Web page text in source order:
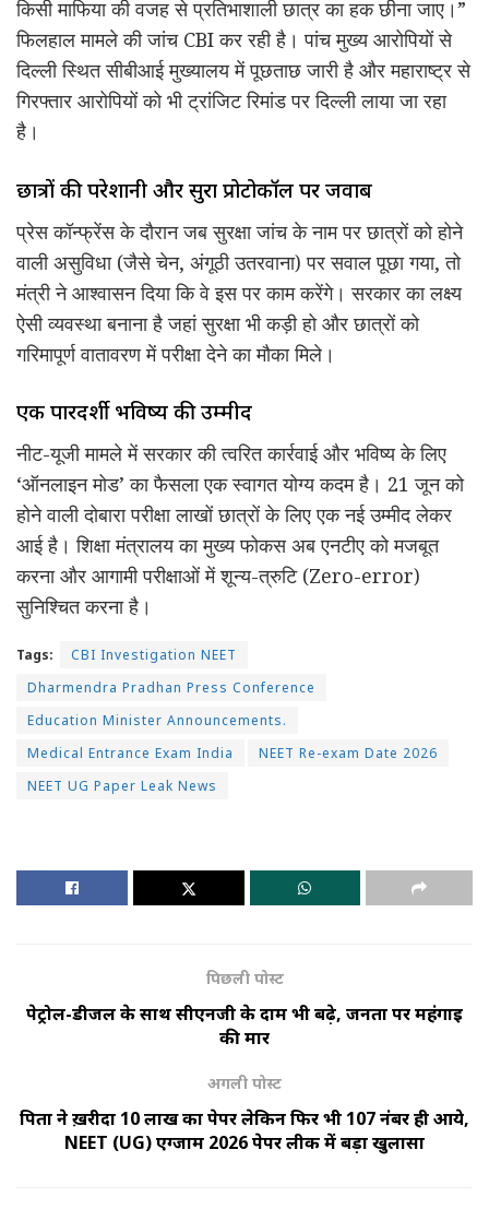
किसी माफिया की वजह से प्रतिभाशाली छात्र का हक छीना जाए।”
फिलहाल मामले की जांच CBI कर रही है। पांच मुख्य आरोपियों से
दिल्ली स्थित सीबीआई मुख्यालय में पूछताछ जारी है और महाराष्ट्र से
गिरफ्तार आरोपियों को भी ट्रांजिट रिमांड पर दिल्ली लाया जा रहा
है।
छात्रों की परेशानी और सुरक्षा प्रोटोकॉल पर जवाब
प्रेस कॉन्फ्रेंस के दौरान जब सुरक्षा जांच के नाम पर छात्रों को होने
वाली असुविधा (जैसे चेन, अंगूठी उतरवाना) पर सवाल पूछा गया, तो
मंत्री ने आश्वासन दिया कि वे इस पर काम करेंगे। सरकार का लक्ष्य
ऐसी व्यवस्था बनाना है जहां सुरक्षा भी कड़ी हो और छात्रों को
गरिमापूर्ण वातावरण में परीक्षा देने का मौका मिले।
एक पारदर्शी भविष्य की उम्मीद
नीट-यूजी मामले में सरकार की त्वरित कार्रवाई और भविष्य के लिए
‘ऑनलाइन मोड’ का फैसला एक स्वागत योग्य कदम है। 21 जून को
होने वाली दोबारा परीक्षा लाखों छात्रों के लिए एक नई उम्मीद लेकर
आई है। शिक्षा मंत्रालय का मुख्य फोकस अब एनटीए को मजबूत
करना और आगामी परीक्षाओं में शून्य-त्रुटि (Zero-error)
सुनिश्चित करना है।
Tags:
CBI Investigation NEET
Dharmendra Pradhan Press Conference
Education Minister Announcements.
Medical Entrance Exam India
NEET Re-exam Date 2026
NEET UG Paper Leak News
पिछली पोस्ट
पेट्रोल-डीजल के साथ सीएनजी के दाम भी बढ़े, जनता पर महंगाई
की मार
अगली पोस्ट
पिता ने ख़रीदा 10 लाख का पेपर लेकिन फिर भी 107 नंबर ही आये,
NEET (UG) एग्जाम 2026 पेपर लीक में बड़ा खुलासा